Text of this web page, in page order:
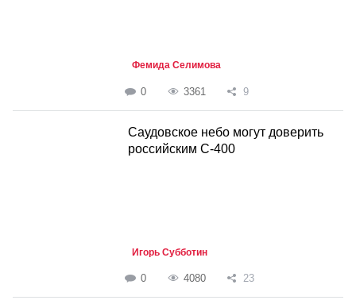
Фемида Селимова
0 3361 9
Саудовское небо могут доверить
российским С-400
Игорь Субботин
0 4080 23